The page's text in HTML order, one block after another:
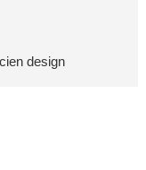
design